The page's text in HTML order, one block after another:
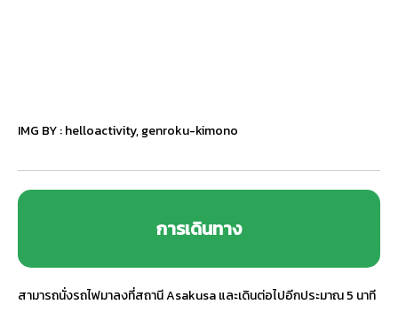
IMG BY :helloactivity,genroku-kimono
การเดินทาง
สามารถนั่งรถไฟมาลงที่สถานี Asakusa และเดินต่อไปอีกประมาณ 5 นาที